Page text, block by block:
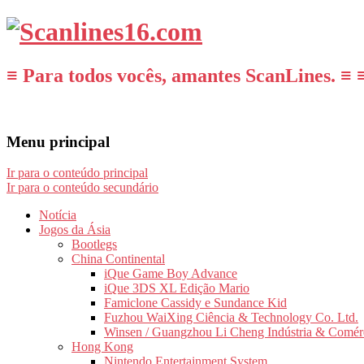
≡ Para todos vocês, amantes ScanLines. ≡
Menu principal
Ir para o conteúdo principal
Ir para o conteúdo secundário
Notícia
Jogos da Ásia
Bootlegs
China Continental
iQue Game Boy Advance
iQue 3DS XL Edição Mario
Famiclone Cassidy e Sundance Kid
Fuzhou WaiXing Ciência & Technology Co. Ltd.
Winsen / Guangzhou Li Cheng Indústria &
Hong Kong